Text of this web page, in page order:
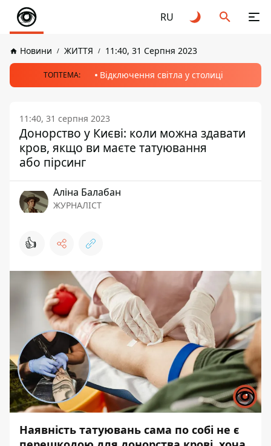
RU
Новини ЖИТТЯ 11:40, 31 Серпня 2023
ТОПТЕМА: Відключення світла у столиці
11:40, 31 серпня 2023
Донорство у Києві: коли можна здавати
кров, якщо ви маєте татуювання
або пірсинг
Аліна Балабан
ЖУРНАЛІСТ
👍
Наявність татуювань сама по собі не є